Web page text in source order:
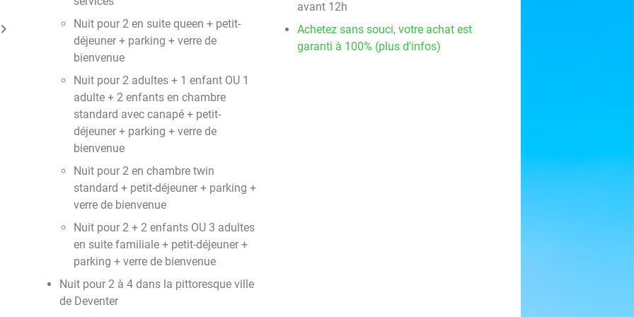
keyboard_arrow_right
Nuit pour 2 en suite queen + petit-
déjeuner + parking + verre de
bienvenue
Nuit pour 2 adultes + 1 enfant OU 1
adulte + 2 enfants en chambre
standard avec canapé + petit-
déjeuner + parking + verre de
bienvenue
Nuit pour 2 en chambre twin
standard + petit-déjeuner + parking +
verre de bienvenue
Nuit pour 2 + 2 enfants OU 3 adultes
en suite familiale + petit-déjeuner +
parking + verre de bienvenue
Nuit pour 2 à 4 dans la pittoresque ville
de Deventer
avant 12h
Achetez sans souci, votre achat est
garanti à 100% (plus d'infos)